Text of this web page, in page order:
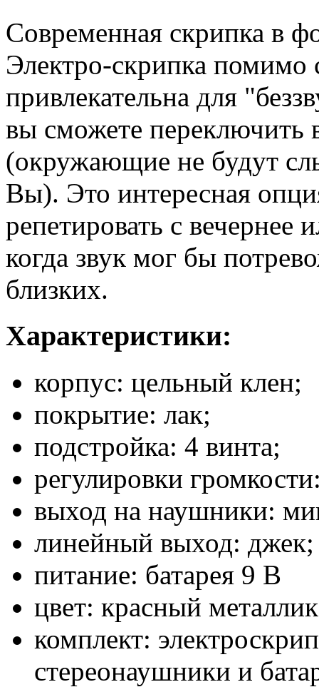
Современная скрипка в
Электро-скрипка помимо
привлекательна для
вы сможете переключить
(окружающие не будут
Вы). Это интересная
репетировать с вечернее
когда звук мог бы
близких.
Характеристики:
корпус: цельный клен;
покрытие: лак;
подстройка: 4 винта;
регулировки
выход на наушники:
линейный выход: джек;
питание: батарея 9 В
цвет: красный
комплект:
стереонаушники и